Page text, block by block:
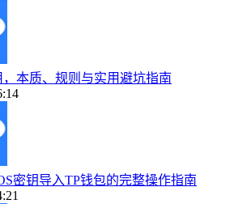
本质、规则与实用避坑指南
密钥导入TP钱包的完整操作指南